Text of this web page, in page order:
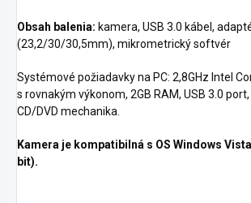
Obsah balenia: kamera, USB 3.0 kábel,
(23,2/30/30,5mm), mikrometrický softvér
Systémové požiadavky na PC: 2,8GHz Intel
s rovnakým výkonom, 2GB RAM, USB 3.0 port,
CD/DVD mechanika.
Kamera je kompatibilná s OS Windows
bit).